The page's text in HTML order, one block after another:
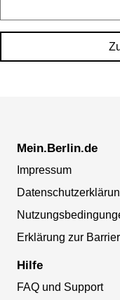
Mein.Berlin.de
Impressum
Erklärung zur
Hilfe
FAQ und Support